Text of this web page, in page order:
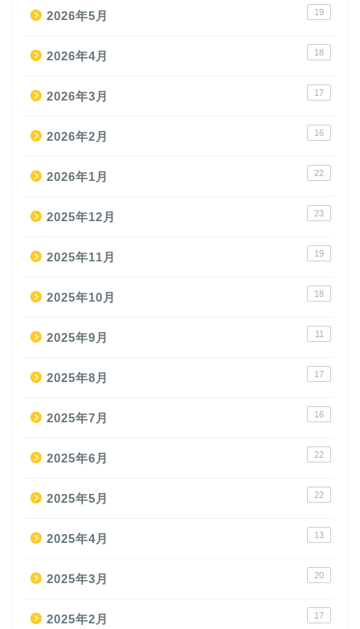
2026年5月 19
2026年4月 18
2026年3月 17
2026年2月 16
2026年1月 22
2025年12月 23
2025年11月 19
2025年10月 18
2025年9月 11
2025年8月 17
2025年7月 16
2025年6月 22
2025年5月 22
2025年4月 13
2025年3月 20
2025年2月 17